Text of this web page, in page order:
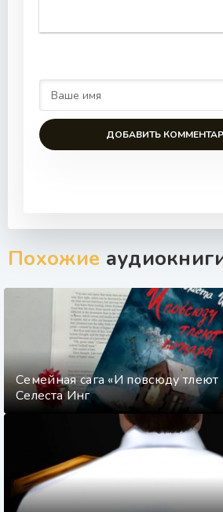
ДОБАВИТЬ
Похожие
Семейная сага «И повсюду
Селеста Инг